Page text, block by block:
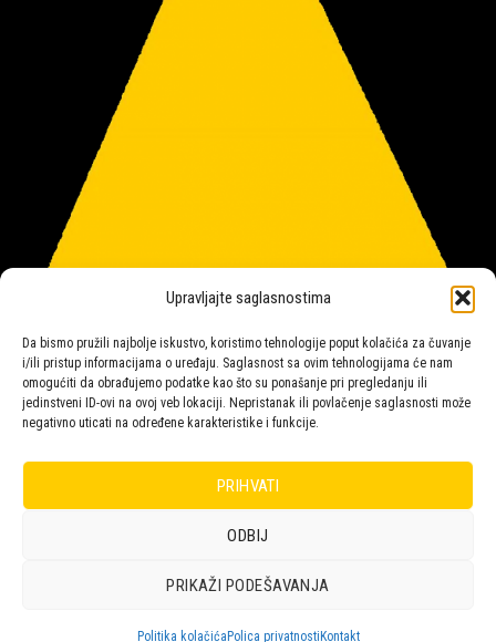
Upravljajte saglasnostima
Da bismo pružili najbolje iskustvo, koristimo tehnologije poput kolačića za čuvanje
i/ili pristup informacijama o uređaju. Saglasnost sa ovim tehnologijama će nam
omogućiti da obrađujemo podatke kao što su ponašanje pri pregledanju ili
jedinstveni ID-ovi na ovoj veb lokaciji. Nepristanak ili povlačenje saglasnosti može
negativno uticati na određene karakteristike i funkcije.
PRIHVATI
ODBIJ
PRIKAŽI PODEŠAVANJA
Politika kolačića Polica privatnosti Kontakt